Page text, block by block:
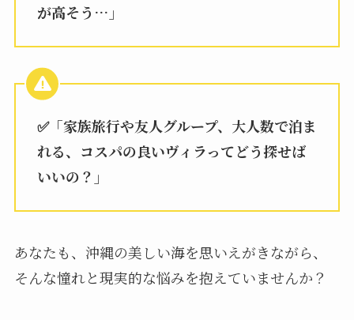
が高そう…」
✅「家族旅行や友人グループ、大人数で泊ま
れる、コスパの良いヴィラってどう探せば
いいの？」
あなたも、沖縄の美しい海を思いえがきながら、
そんな憧れと現実的な悩みを抱えていませんか？